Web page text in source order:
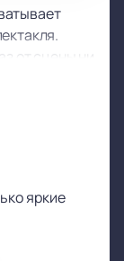
от сцены ни
«А как
а также
яркие